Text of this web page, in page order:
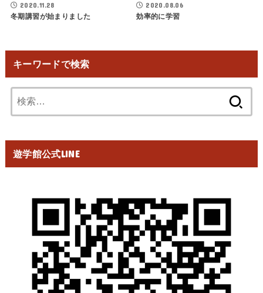
2020.11.28
冬期講習が始まりました
2020.08.06
効率的に学習
キーワードで検索
索:
遊学館公式LINE